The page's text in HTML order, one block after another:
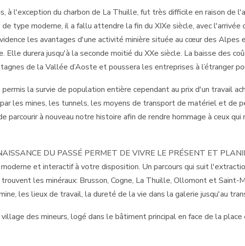
à l'exception du charbon de La Thuille, fut très difficile en raison de
type moderne, il a fallu attendre la fin du XIXe siècle, avec
les avantages d'une activité minière située au cœur des Alpes
Elle durera jusqu'à la seconde moitié du XXe siècle. La baisse des
de la Vallée d’Aoste et poussera les entreprises à l’étranger
la survie de population entière cependant au prix d'un travail
les mines, les tunnels, les moyens de transport de matériel et de
parcourir à nouveau notre histoire afin de rendre hommage à ceux
DU PASSÉ PERMET DE VIVRE LE PRÉSENT ET
et interactif à votre disposition. Un parcours qui suit
les minéraux: Brusson, Cogne, La Thuille, Ollomont et Saint-
les lieux de travail, la dureté de la vie dans la galerie jusqu'au
des mineurs, logé dans le bâtiment principal en face de la